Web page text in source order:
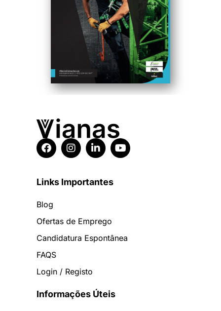
Links Importantes
Blog
Ofertas de Emprego
Candidatura Espontânea
FAQS
Login / Registo
Informações Úteis